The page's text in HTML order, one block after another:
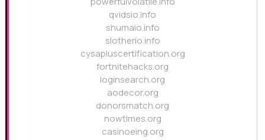
qvidsio.info
shumaio.info
slotherio.info
cysapluscertification.org
fortnitehacks.org
loginsearch.org
aodecor.org
donorsmatch.org
nowtimes.org
casinoeing.org